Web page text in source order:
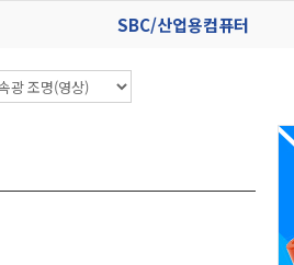
SBC/산업용컴퓨터